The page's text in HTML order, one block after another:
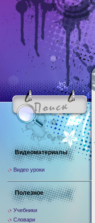
Видеоматериалы
Видео уроки
Полезное
Учебники
Словари